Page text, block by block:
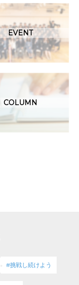
EVENT
COLUMN
#挑戦し続けよう